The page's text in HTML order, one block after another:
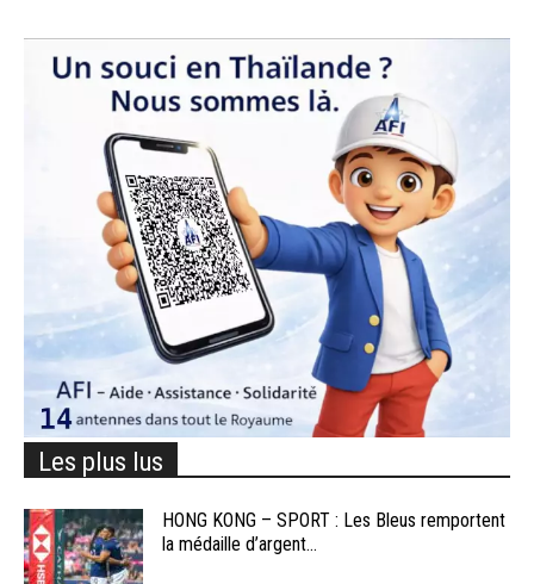
Les plus lus
HONG KONG – SPORT : Les Bleus remportent
la médaille d’argent...